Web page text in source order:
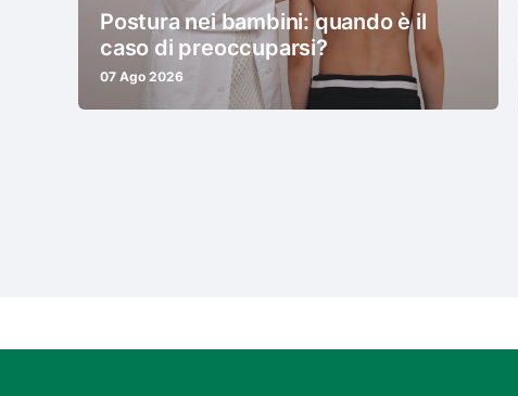
Postura nei bambini: quando è il
caso di preoccuparsi?
07 Ago 2026